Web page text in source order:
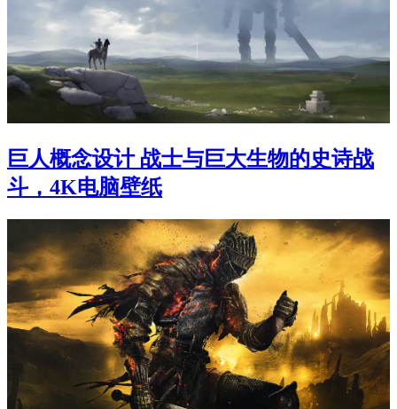
巨人概念设计 战士与巨大生物的史诗战
斗，4K电脑壁纸